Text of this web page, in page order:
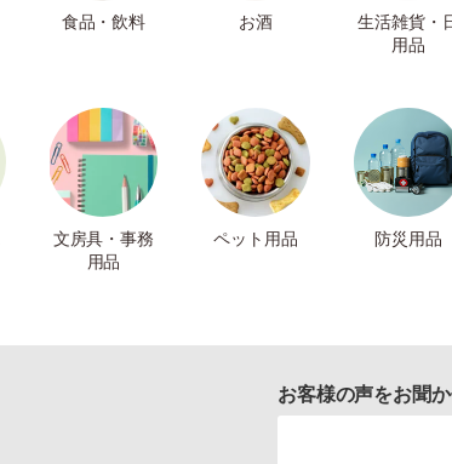
食品・飲料 お酒
生活雑貨・
用品
文房具・事務
用品
ペット用品 防災用品
お客様の声をお聞